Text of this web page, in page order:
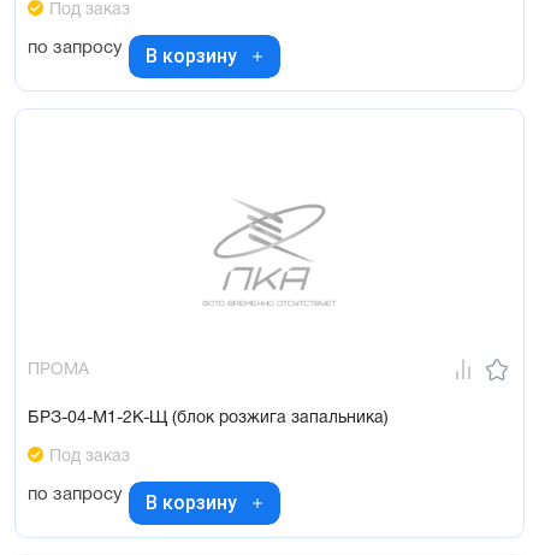
Под заказ
по запросу В корзину
ПРОМА
БРЗ-04-М1-2К-Щ (блок розжига запальника)
Под заказ
по запросу В корзину